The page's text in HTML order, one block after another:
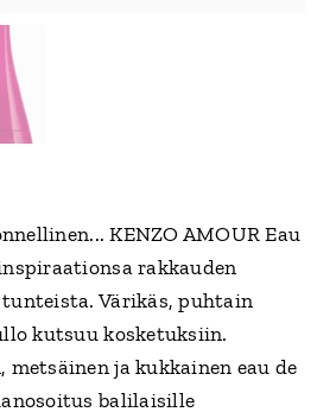
KENZO AMOUR Eau
rakkauden
Värikäs, puhtain
kutsuu kosketuksiin.​
ja kukkainen eau de
balilaisille